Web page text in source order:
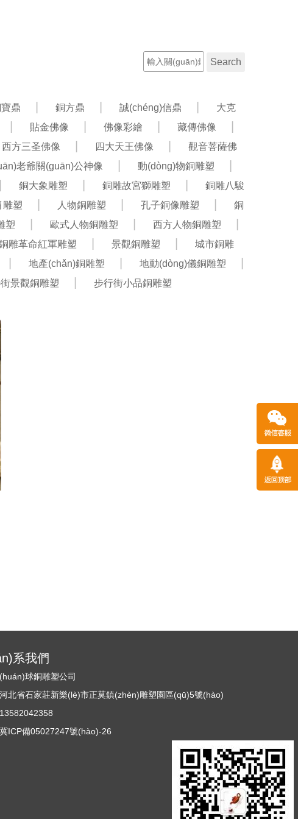
鼎 銅方鼎 誠(chéng)信鼎
大克
貼金佛像 佛像彩繪
藏傳佛像
西方三圣佛像 四大天王佛像
觀音菩薩佛
老爺關(guān)公神像
動(dòng)物銅雕塑
銅大象雕塑 銅雕故宮獅雕塑
銅雕八駿
雕塑 人物銅雕塑 孔子銅像雕塑
銅
塑 歐式人物銅雕塑
西方人物銅雕塑
雕革命紅軍雕塑 景觀銅雕塑
城市銅雕
地產(chǎn)銅雕塑
地動(dòng)儀銅雕塑
景觀銅雕塑 步行街小品銅雕塑
系我們
球銅雕塑公司
北省石家莊新樂(lè)市正莫鎮(zhèn)雕塑園區(qū)5號(hào)
ICP備05027247號(hào)-26